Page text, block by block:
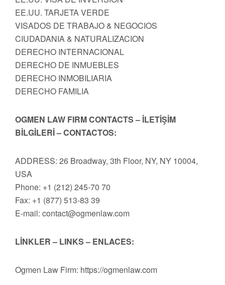
EE.UU. TARJETA VERDE
VISADOS DE TRABAJO & NEGOCIOS
CIUDADANIA & NATURALIZACION
DERECHO INTERNACIONAL
DERECHO DE INMUEBLES
DERECHO INMOBILIARIA
DERECHO FAMILIA
OGMEN LAW FIRM CONTACTS – İLETİŞİM
BİLGİLERİ – CONTACTOS:
ADDRESS: 26 Broadway, 3th Floor, NY, NY 10004,
USA
Phone: +1 (212) 245-70 70
Fax: +1 (877) 513-83 39
E-mail: contact@ogmenlaw.com
LİNKLER – LINKS – ENLACES:
Ogmen Law Firm: https://ogmenlaw.com